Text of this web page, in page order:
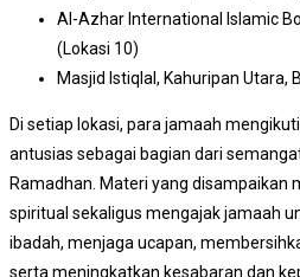
Al-Azhar International Islamic
(Lokasi 10)
Masjid Istiqlal, Kahuripan Utara,
Di setiap lokasi, para jamaah
antusias sebagai bagian dari
Ramadhan. Materi yang disampaikan
spiritual sekaligus mengajak jamaah
ibadah, menjaga ucapan,
serta meningkatkan kesabaran dan